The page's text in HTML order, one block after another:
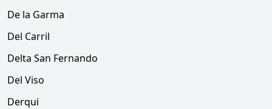
De la Garma
Del Carril
Delta San Fernando
Del Viso
Derqui